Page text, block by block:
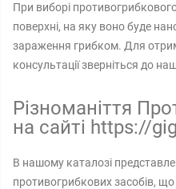
При виборі
поверхні, на яку воно буде
зараження грибком. Для
консультації зверніться до
Різноманіття
на сайті https://
В нашому каталозі
противогрибкових засобів, що